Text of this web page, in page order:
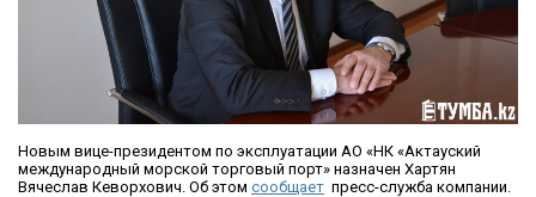
Новым вице-президентом по эксплуатации АО «НК «Актауский
международный морской торговый порт» назначен Хартян
Вячеслав Кеворхович. Об этом сообщает пресс-служба компании.